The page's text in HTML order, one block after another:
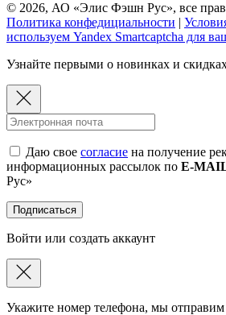
© 2026, АО «Элис Фэшн Рус», все
Политика конфедициальности |
используем Yandex Smartcaptcha для
Узнайте первыми о новинках и
Даю свое согласие на получение
информационных рассылок по E-
Рус»
Подписаться
Войти или создать аккаунт
Укажите номер телефона, мы